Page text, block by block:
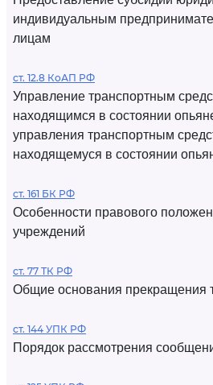
индивидуальным
лицам
ст. 12.8 КоАП РФ
Управление транспортным
находящимся в состоянии
управления транспортным
находящемуся в состоянии
ст. 161 БК РФ
Особенности правового
учреждений
ст. 77 ТК РФ
Общие основания прекращения
ст. 144 УПК РФ
Порядок рассмотрения